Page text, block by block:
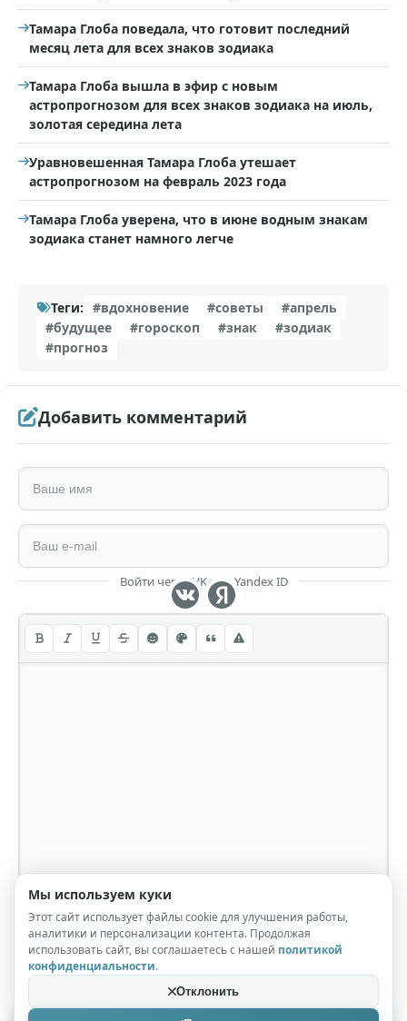
Тамара Глоба поведала, что готовит последний
месяц лета для всех знаков зодиака
Тамара Глоба вышла в эфир с новым
астропрогнозом для всех знаков зодиака на июль,
золотая середина лета
Уравновешенная Тамара Глоба утешает
астропрогнозом на февраль 2023 года
Тамара Глоба уверена, что в июне водным знакам
зодиака станет намного легче
Теги: #вдохновение #советы
#апрель
#будущее
#гороскоп #знак
#зодиак
#прогноз
Добавить комментарий
Войти через VK или Yandex ID
Мы используем куки
Этот сайт использует файлы cookie для улучшения работы,
аналитики и персонализации контента. Продолжая
использовать сайт, вы соглашаетесь с нашей политикой
конфиденциальности.
Отклонить